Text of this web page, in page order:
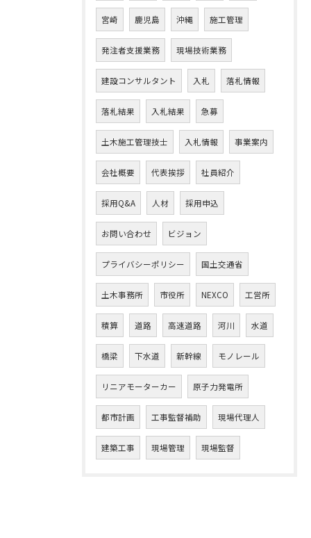
宮崎 鹿児島 沖縄 施工管理
発注者支援業務 現場技術業務
建設コンサルタント 入札 落札情報
落札結果 入札結果 急募
土木施工管理技士 入札情報 事業案内
会社概要 代表挨拶 社員紹介
採用Q&A 人材 採用申込
お問い合わせ ビジョン
プライバシーポリシー 国土交通省
土木事務所 市役所 NEXCO 工営所
積算 道路 高速道路 河川 水道
橋梁 下水道 新幹線 モノレール
リニアモーターカー 原子力発電所
都市計画 工事監督補助 現場代理人
建築工事 現場管理 現場監督